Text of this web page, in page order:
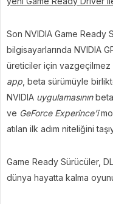
Son NVIDIA Game Ready
bilgisayarlarında NVIDIA
üreticiler için vazgeçilmez
app , beta sürümüyle
NVIDIA uygulamasının
ve GeForce Experince’i
atılan ilk adım niteliğini
Game Ready Sürücüler,
dünya hayatta kalma